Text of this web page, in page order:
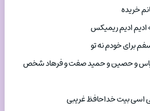
خریده
ادیم ادیم ریمیکس
برای خودم نه تو
یاس و حصین و حمید صفت و فرهاد شخص
اسی بیت خداحافظ غریبی